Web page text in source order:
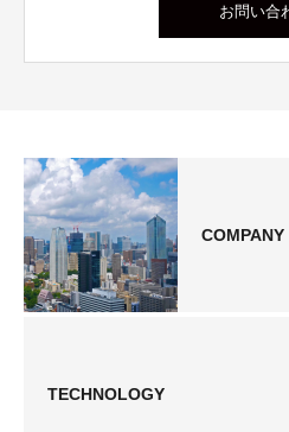
お問い合
COMPANY
TECHNOLOGY